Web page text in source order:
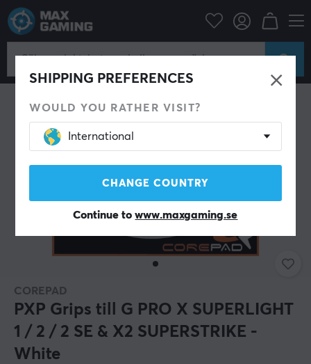
SHIPPING PREFERENCES
WOULD YOU RATHER VISIT?
International
CHANGE COUNTRY
Continue towww.maxgaming.se
Datortillbehör Grepp till möss
COREPAD
PXP Grips till G PRO X SUPERLIGHT
1 / 2 / 2 SE & X2 SUPERSTRIKE -
White